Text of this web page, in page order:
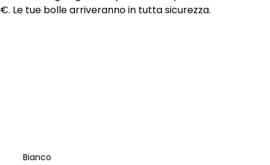
€. Le tue bolle arriveranno in tutta sicurezza.
Bianco